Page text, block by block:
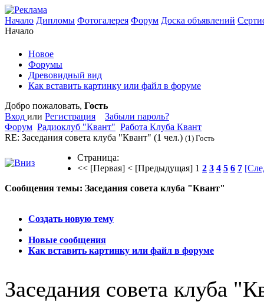
Начало Дипломы Фотогалерея Форум Доска объявлений
Начало
Новое
Форумы
Древовидный вид
Как вставить картинку или файл в форуме
Добро пожаловать, Гость
Вход или Регистрация
Забыли пароль?
Форум Радиоклуб "Квант" Работа Клуба Квант
RE: Заседания совета клуба "Квант" (1 чел.) (1) Гость
Страница:
<< [Первая] < [Предыдущая] 1 2 3 4 5 6 7
Сообщения темы: Заседания совета клуба "Квант"
Создать новую тему
Новые сообщения
Как вставить картинку или файл в форуме
Заседания совета клуба